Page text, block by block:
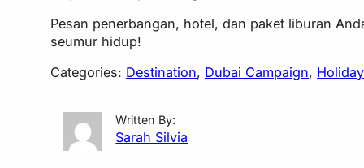
Pesan penerbangan, hotel, dan paket liburan
seumur hidup!
Categories: Destination, Dubai Campaign, Holiday
Written By:
Sarah Silvia